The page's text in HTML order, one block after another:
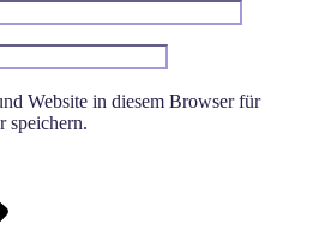
Website in diesem Browser für
speichern.